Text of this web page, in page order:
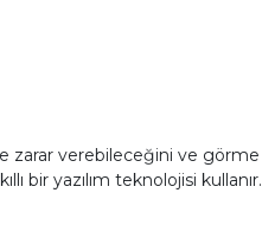
zarar verebileceğini ve görme
bir yazılım teknolojisi kullanır.